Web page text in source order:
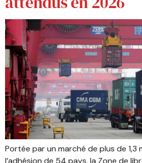
Portée par un marché de plus de 1,3